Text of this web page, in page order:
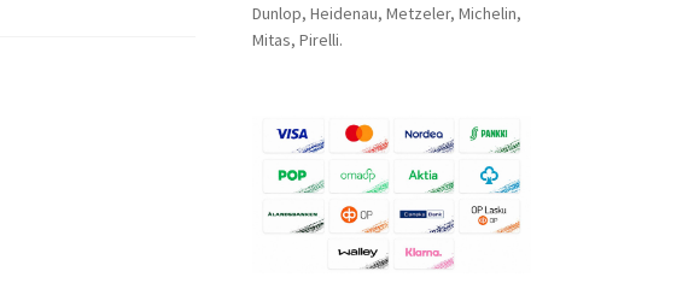
Dunlop, Heidenau, Metzeler, Michelin,
Mitas, Pirelli.